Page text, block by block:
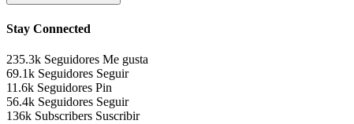
Stay Connected
235.3k Seguidores Me gusta
69.1k Seguidores Seguir
11.6k Seguidores Pin
56.4k Seguidores Seguir
136k Subscribers Suscribir